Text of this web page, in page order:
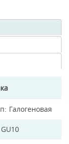
Галогеновая
GU10